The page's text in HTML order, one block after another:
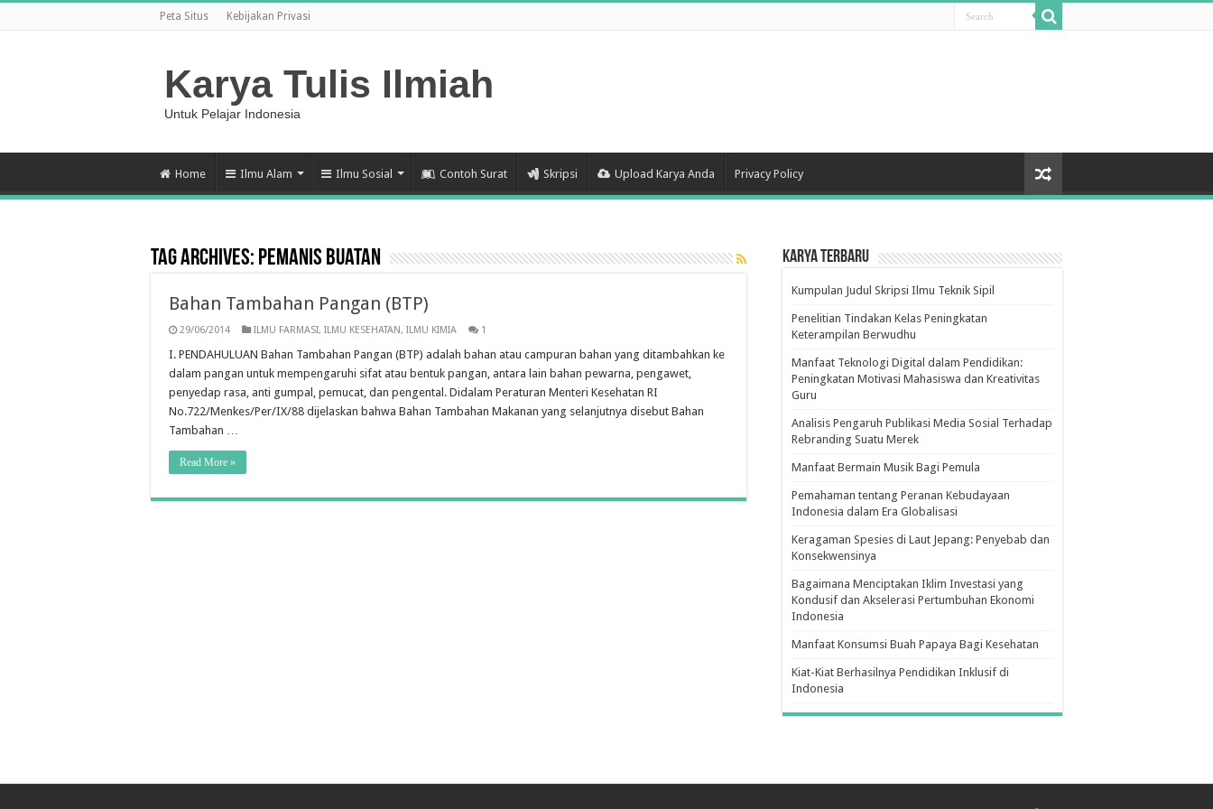
Peta Situs Kebijakan Privasi
Karya Tulis Ilmiah
Untuk Pelajar Indonesia
Home Ilmu Alam Ilmu Sosial Contoh Surat Skripsi Upload Karya Anda Privacy Policy
Tag Archives: Pemanis buatan
Bahan Tambahan Pangan (BTP)
29/06/2014 ILMU FARMASI, ILMU KESEHATAN, ILMU KIMIA 1
I. PENDAHULUAN Bahan Tambahan Pangan (BTP) adalah bahan atau campuran bahan yang ditambahkan ke
dalam pangan untuk mempengaruhi sifat atau bentuk pangan, antara lain bahan pewarna, pengawet,
penyedap rasa, anti gumpal, pemucat, dan pengental. Didalam Peraturan Menteri Kesehatan RI
No.722/Menkes/Per/IX/88 dijelaskan bahwa Bahan Tambahan Makanan yang selanjutnya disebut Bahan
Tambahan …
Read More »
Karya Terbaru
Kumpulan Judul Skripsi Ilmu Teknik Sipil
Penelitian Tindakan Kelas Peningkatan
Keterampilan Berwudhu
Manfaat Teknologi Digital dalam Pendidikan:
Peningkatan Motivasi Mahasiswa dan Kreativitas
Guru
Analisis Pengaruh Publikasi Media Sosial Terhadap
Rebranding Suatu Merek
Manfaat Bermain Musik Bagi Pemula
Pemahaman tentang Peranan Kebudayaan
Indonesia dalam Era Globalisasi
Keragaman Spesies di Laut Jepang: Penyebab dan
Konsekwensinya
Bagaimana Menciptakan Iklim Investasi yang
Kondusif dan Akselerasi Pertumbuhan Ekonomi
Indonesia
Manfaat Konsumsi Buah Papaya Bagi Kesehatan
Kiat-Kiat Berhasilnya Pendidikan Inklusif di
Indonesia